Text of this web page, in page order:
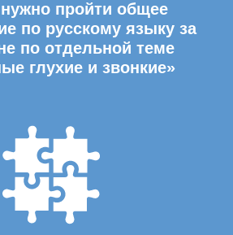
пройти общее
по русскому языку за
по отдельной теме
глухие и звонкие»